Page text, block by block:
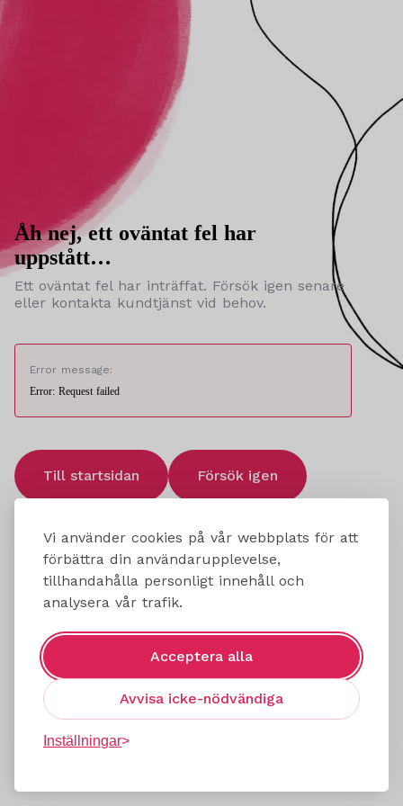
Vi använder cookies på vår webbplats för att
förbättra din användarupplevelse,
tillhandahålla personligt innehåll och
analysera vår trafik.
Acceptera alla
Avvisa icke-nödvändiga
Inställningar
Åh nej, ett oväntat fel har
uppstått…
Ett oväntat fel har inträffat. Försök igen senare
eller kontakta kundtjänst vid behov.
Error message:
Error: Request failed
Till startsidan Försök igen